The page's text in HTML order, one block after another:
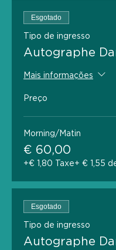
Esgotado
Tipo de ingresso
Autographe
Mais informações
Preço
Morning/Matin
€ 60,00
+€ 1,80 Taxe+ € 1,55
Esgotado
Tipo de ingresso
Autographe